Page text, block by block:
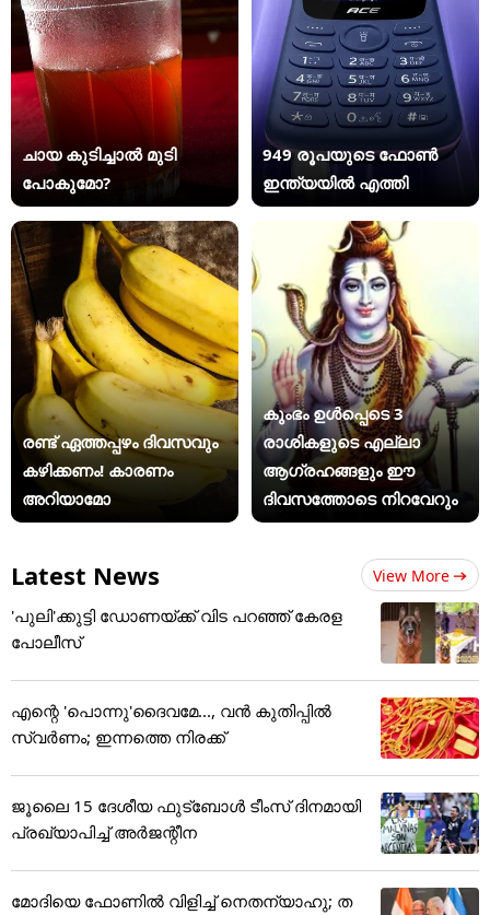
ചായ കുടിച്ചാൽ മുടി
പോകുമോ?
949 രൂപയുടെ ഫോൺ
ഇന്ത്യയിൽ എത്തി
രണ്ട് ഏത്തപ്പഴം ദിവസവും
കഴിക്കണം! കാരണം
അറിയാമോ
കുംഭം ഉൾപ്പെടെ 3
രാശികളുടെ എല്ലാ
ആഗ്രഹങ്ങളും ഈ
ദിവസത്തോടെ നിറവേറും
Latest News View More
'പുലി'ക്കുട്ടി ഡോണയ്ക്ക് വിട പറഞ്ഞ് കേരള
പോലീസ്
എന്റെ 'പൊന്നു'ദൈവമേ..., വൻ കുതിപ്പിൽ
സ്വർണം; ഇന്നത്തെ നിരക്ക്
ജൂ​ലൈ 15 ദേശീയ ഫുട്ബോൾ ടീംസ് ദിനമായി
പ്രഖ്യാപിച്ച് അ‌ർജന്റീന
മോദിയെ ഫോണിൽ വിളിച്ച് നെതന്യാഹു; ത